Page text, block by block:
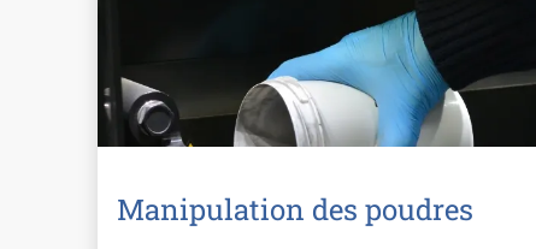
Manipulation des poudres